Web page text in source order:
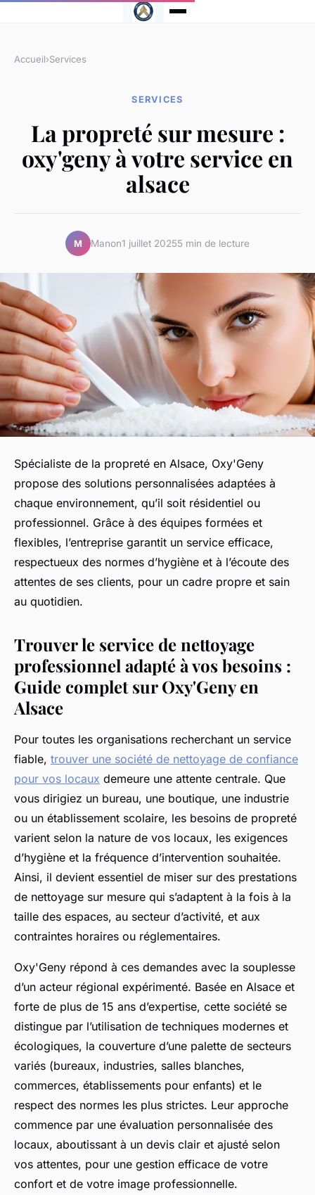
Accueil›Services
SERVICES
La propreté sur mesure :
oxy'geny à votre service en
alsace
M Manon1 juillet 20255 min de lecture
Spécialiste de la propreté en Alsace, Oxy'Geny
propose des solutions personnalisées adaptées à
chaque environnement, qu’il soit résidentiel ou
professionnel. Grâce à des équipes formées et
flexibles, l’entreprise garantit un service efficace,
respectueux des normes d’hygiène et à l’écoute des
attentes de ses clients, pour un cadre propre et sain
au quotidien.
Trouver le service de nettoyage
professionnel adapté à vos besoins :
Guide complet sur Oxy'Geny en
Alsace
Pour toutes les organisations recherchant un service
fiable, trouver une société de nettoyage de confiance
pour vos locaux demeure une attente centrale. Que
vous dirigiez un bureau, une boutique, une industrie
ou un établissement scolaire, les besoins de propreté
varient selon la nature de vos locaux, les exigences
d’hygiène et la fréquence d’intervention souhaitée.
Ainsi, il devient essentiel de miser sur des prestations
de nettoyage sur mesure qui s’adaptent à la fois à la
taille des espaces, au secteur d’activité, et aux
contraintes horaires ou réglementaires.
Oxy'Geny répond à ces demandes avec la souplesse
d’un acteur régional expérimenté. Basée en Alsace et
forte de plus de 15 ans d’expertise, cette société se
distingue par l’utilisation de techniques modernes et
écologiques, la couverture d’une palette de secteurs
variés (bureaux, industries, salles blanches,
commerces, établissements pour enfants) et le
respect des normes les plus strictes. Leur approche
commence par une évaluation personnalisée des
locaux, aboutissant à un devis clair et ajusté selon
vos attentes, pour une gestion efficace de votre
confort et de votre image professionnelle.